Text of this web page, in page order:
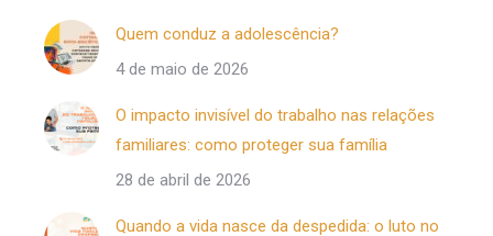
Quem conduz a adolescência?
4 de maio de 2026
O impacto invisível do trabalho nas relações
familiares: como proteger sua família
28 de abril de 2026
Quando a vida nasce da despedida: o luto no